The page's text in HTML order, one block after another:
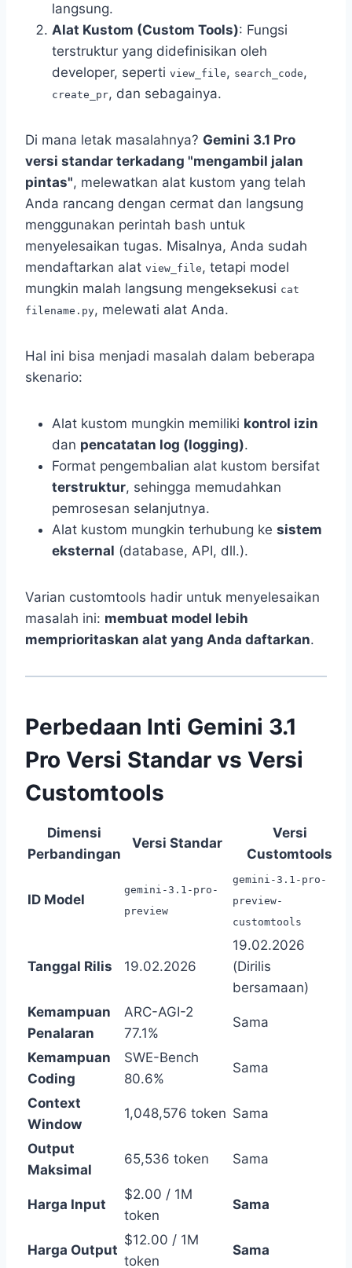
langsung.
Alat Kustom (Custom Tools): Fungsi
terstruktur yang didefinisikan oleh
developer, seperti view_file, search_code,
create_pr, dan sebagainya.
Di mana letak masalahnya? Gemini 3.1 Pro
versi standar terkadang "mengambil jalan
pintas", melewatkan alat kustom yang telah
Anda rancang dengan cermat dan langsung
menggunakan perintah bash untuk
menyelesaikan tugas. Misalnya, Anda sudah
mendaftarkan alat view_file, tetapi model
mungkin malah langsung mengeksekusi cat
filename.py, melewati alat Anda.
Hal ini bisa menjadi masalah dalam beberapa
skenario:
Alat kustom mungkin memiliki kontrol izin
dan pencatatan log (logging).
Format pengembalian alat kustom bersifat
terstruktur, sehingga memudahkan
pemrosesan selanjutnya.
Alat kustom mungkin terhubung ke sistem
eksternal (database, API, dll.).
Varian customtools hadir untuk menyelesaikan
masalah ini: membuat model lebih
memprioritaskan alat yang Anda daftarkan.
Perbedaan Inti Gemini 3.1
Pro Versi Standar vs Versi
Customtools
Dimensi
Perbandingan
Versi Standar
Versi
Customtools
ID Model
gemini-3.1-pro-
preview
gemini-3.1-pro-
preview-
customtools
Tanggal Rilis 19.02.2026
19.02.2026
(Dirilis
bersamaan)
Kemampuan
Penalaran
ARC-AGI-2
77.1%
Sama
Kemampuan
Coding
SWE-Bench
80.6%
Sama
Context
Window
1,048,576 token Sama
Output
Maksimal
65,536 token Sama
Harga Input
$2.00 / 1M
token
Sama
Harga Output
$12.00 / 1M
token
Sama